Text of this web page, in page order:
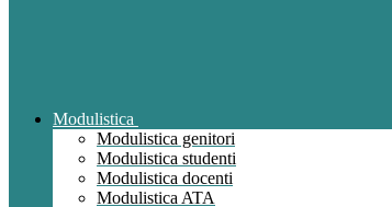
Modulistica
Modulistica genitori
Modulistica studenti
Modulistica docenti
Modulistica ATA